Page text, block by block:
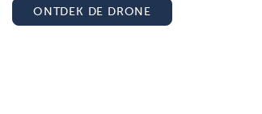
ONTDEK DE DRONE